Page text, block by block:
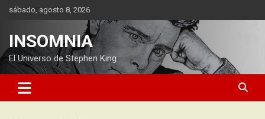
Saltarsábado, agosto 8, 2026
INSOMNIA
El Universo de Stephen King